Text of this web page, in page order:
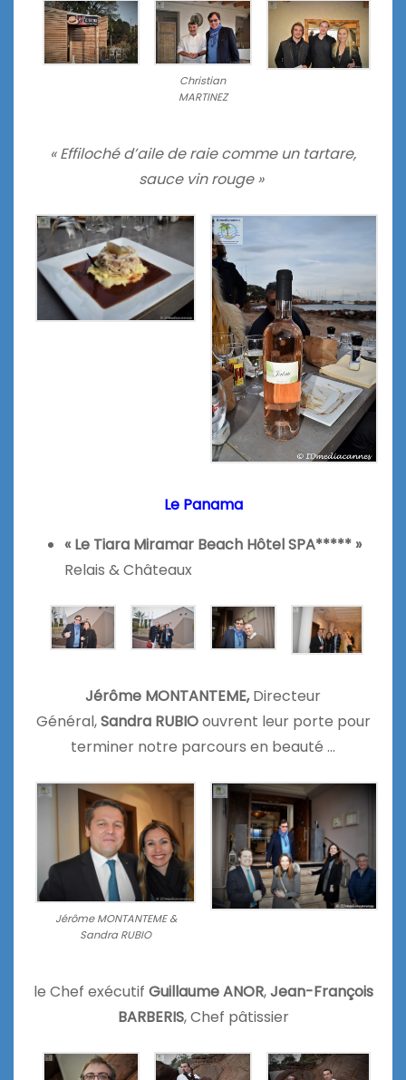
Christian
MARTINEZ
« Effiloché d’aile de raie comme un tartare,
sauce vin rouge »
Le Panama
« Le Tiara Miramar Beach Hôtel SPA***** »
Relais & Châteaux
Jérôme MONTANTEME,Directeur
Général,Sandra RUBIOouvrent leur porte pour
terminer notre parcours en beauté …
Jérôme MONTANTEME &
Sandra RUBIO
le Chef exécutif Guillaume ANOR,Jean-François
BARBERIS, Chef pâtissier